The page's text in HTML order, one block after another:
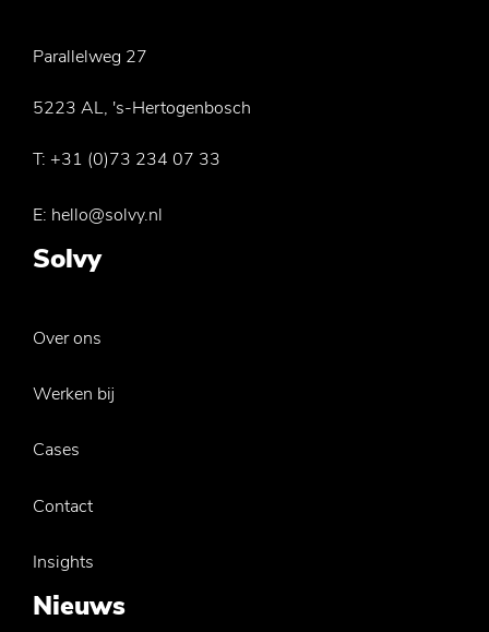
Parallelweg 27
5223 AL, 's-Hertogenbosch
T: +31 (0)73 234 07 33
E: hello@solvy.nl
Solvy
Over ons
Werken bij
Cases
Contact
Insights
Nieuws